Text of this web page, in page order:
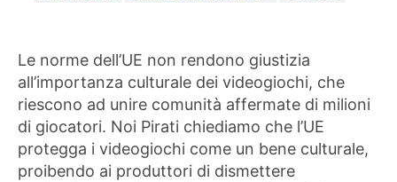
Le norme dell’UE non rendono giustizia
all’importanza culturale dei videogiochi, che
riescono ad unire comunità affermate di milioni
di giocatori. Noi Pirati chiediamo che l’UE
protegga i videogiochi come un bene culturale,
proibendo ai produttori di dismettere